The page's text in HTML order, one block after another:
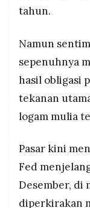
tahun.
Namun
sepenuhnya
hasil obligasi
tekanan
logam mulia
Pasar kini
Fed
Desember, di
diperkirakan